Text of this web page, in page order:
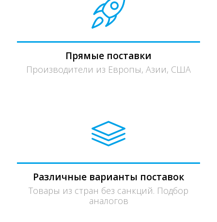
Прямые поставки
Производители из Европы, Азии, США
Различные варианты поставок
Товары из стран без санкций. Подбор
аналогов